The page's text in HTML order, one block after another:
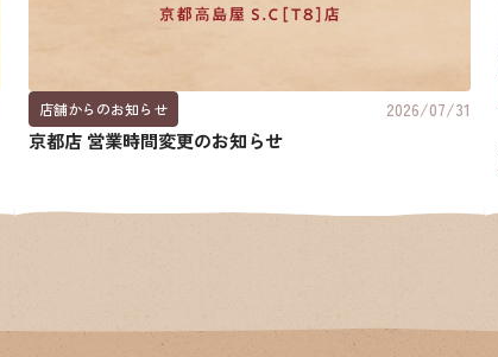
店舗からのお知らせ 2026/07/31
京都店 営業時間変更のお知らせ